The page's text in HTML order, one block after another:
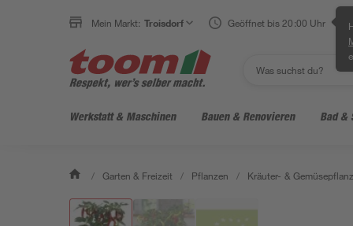
Mein Markt: Troisdorf Geöffnet bis 20:00 Uhr
Werkstatt & Maschinen Bauen & Renovieren Bad &
/ Garten & Freizeit / Pflanzen / Kräuter- &